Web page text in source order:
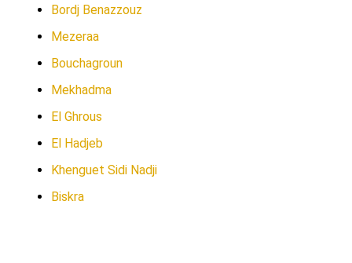
Bordj Benazzouz
Mezeraa
Bouchagroun
Mekhadma
El Ghrous
El Hadjeb
Khenguet Sidi Nadji
Biskra